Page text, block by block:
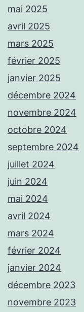
mai 2025
avril 2025
mars 2025
février 2025
janvier 2025
décembre 2024
novembre 2024
octobre 2024
septembre 2024
juillet 2024
juin 2024
mai 2024
avril 2024
mars 2024
février 2024
janvier 2024
décembre 2023
novembre 2023